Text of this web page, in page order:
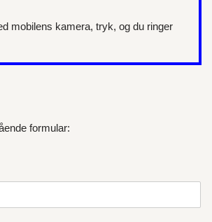
mobilens kamera, tryk, og du ringer
formular: